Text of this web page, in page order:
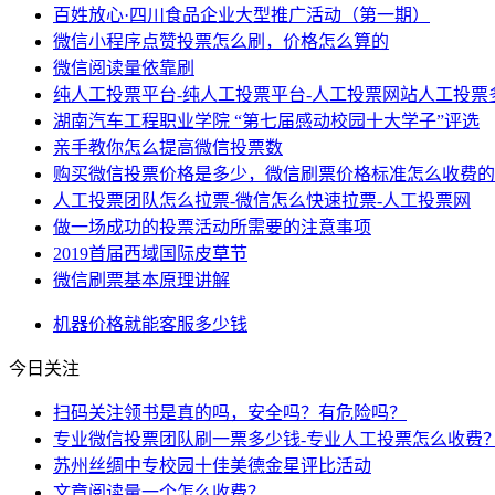
百姓放心·四川食品企业大型推广活动（第一期）
微信小程序点赞投票怎么刷，价格怎么算的
微信阅读量依靠刷
纯人工投票平台-纯人工投票平台-人工投票网站人工投票
湖南汽车工程职业学院 “第七届感动校园十大学子”评选
亲手教你怎么提高微信投票数
购买微信投票价格是多少，微信刷票价格标准怎么收费的
人工投票团队怎么拉票-微信怎么快速拉票-人工投票网
做一场成功的投票活动所需要的注意事项
2019首届西域国际皮草节
微信刷票基本原理讲解
机器价格就能客服多少钱
今日关注
扫码关注领书是真的吗，安全吗？有危险吗？
专业微信投票团队刷一票多少钱-专业人工投票怎么收费？
苏州丝绸中专校园十佳美德金星评比活动